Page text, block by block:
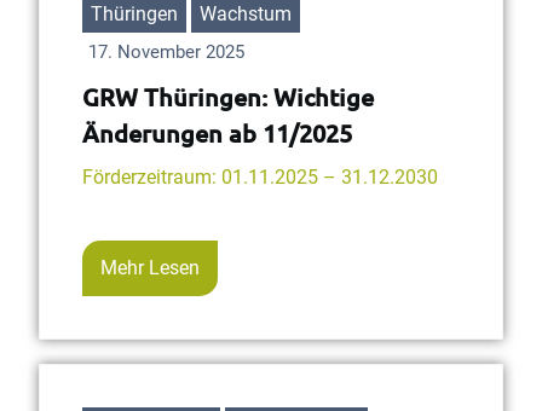
Thüringen Wachstum
17. November 2025
GRW Thüringen: Wichtige
Änderungen ab 11/2025
Förderzeitraum: 01.11.2025 – 31.12.2030
Mehr Lesen